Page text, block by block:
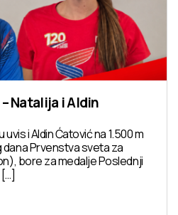
Natalija i Aldin
i Aldin Ćatović na 1.500 m
Prvenstva sveta za
bore za medalje Poslednji